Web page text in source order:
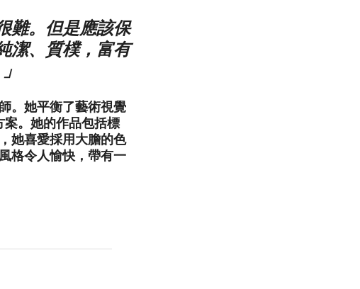
難。但是應該保
潔、質樸，富有
。她平衡了藝術視覺
。她的作品包括標
她喜愛採用大膽的色
格令人愉快，帶有一